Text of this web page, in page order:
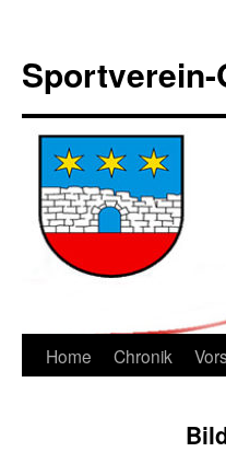
Sportverein-
Springe
Home Chronik